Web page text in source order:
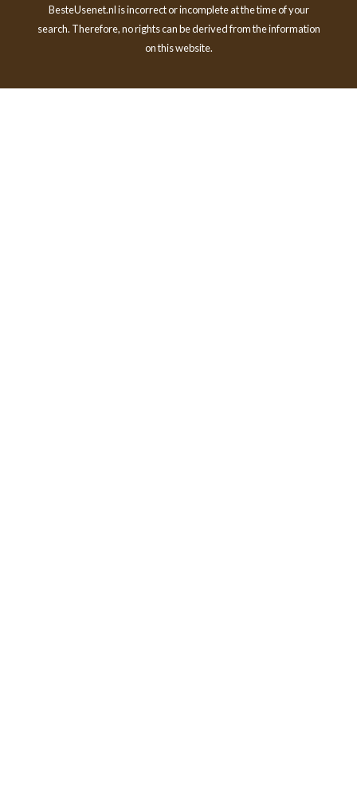
BesteUsenet.nl is incorrect or incomplete at the time of your
search. Therefore, no rights can be derived from the information
on this website.